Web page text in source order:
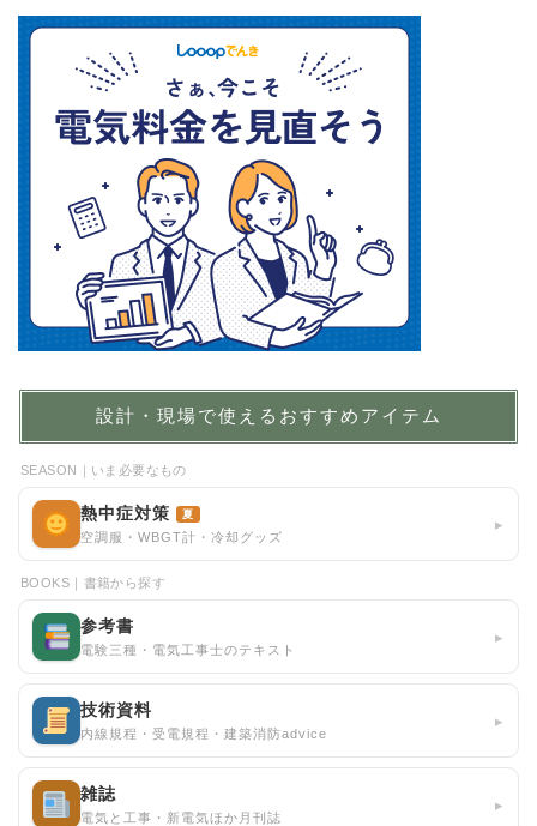
設計・現場で使えるおすすめアイテム
SEASON｜いま必要なもの
熱中症対策 夏
空調服・WBGT計・冷却グッズ
▸
BOOKS｜書籍から探す
参考書
電験三種・電気工事士のテキスト
▸
技術資料
内線規程・受電規程・建築消防advice
▸
雑誌
電気と工事・新電気ほか月刊誌
▸